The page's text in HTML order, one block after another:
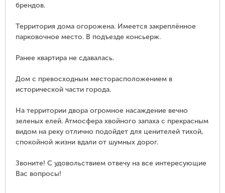
брендов.
Территория дома огорожена. Имеется закреплённое
парковочное место. В подъезде консьерж.
Ранее квартира не сдавалась.
Дом с превосходным месторасположением в
исторической части города.
На территории двора огромное насаждение вечно
зеленых елей. Атмосфера хвойного запаха с прекрасным
видом на реку отлично подойдет для ценителей тихой,
спокойной жизни вдали от шумных дорог.
Звоните! С удовольствием отвечу на все интересующие
Вас вопросы!